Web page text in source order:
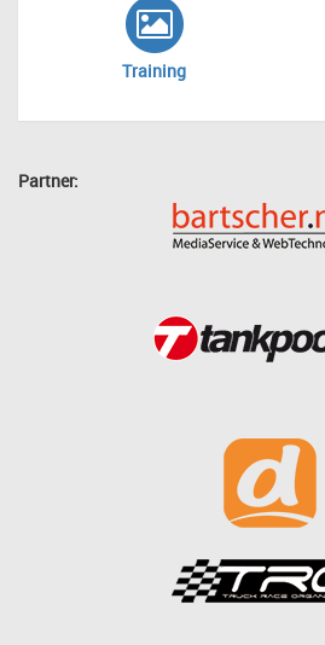
Training
Partner: